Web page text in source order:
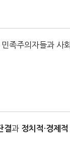
족주의자들과 사
결과 정치적·경제